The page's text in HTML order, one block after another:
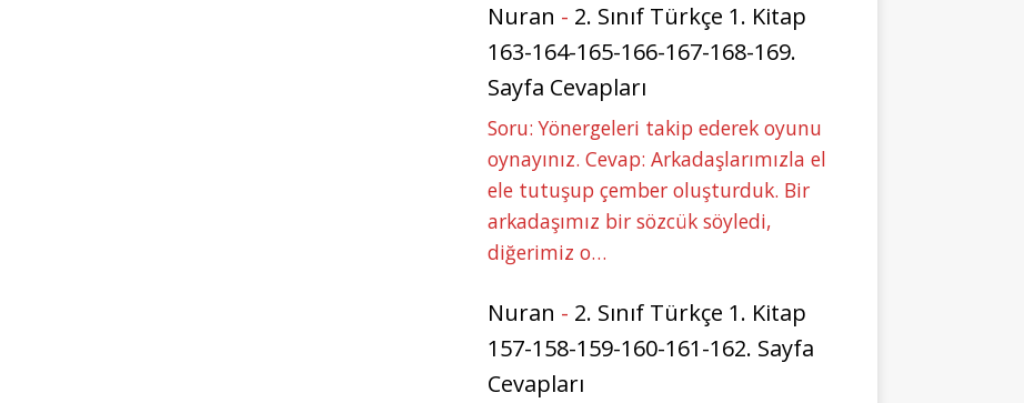
Nuran - 2. Sınıf Türkçe 1. Kitap
163-164-165-166-167-168-169.
Sayfa Cevapları
Soru: Yönergeleri takip ederek oyunu
oynayınız. Cevap: Arkadaşlarımızla el
ele tutuşup çember oluşturduk. Bir
arkadaşımız bir sözcük söyledi,
diğerimiz o…
Nuran - 2. Sınıf Türkçe 1. Kitap
157-158-159-160-161-162. Sayfa
Cevapları